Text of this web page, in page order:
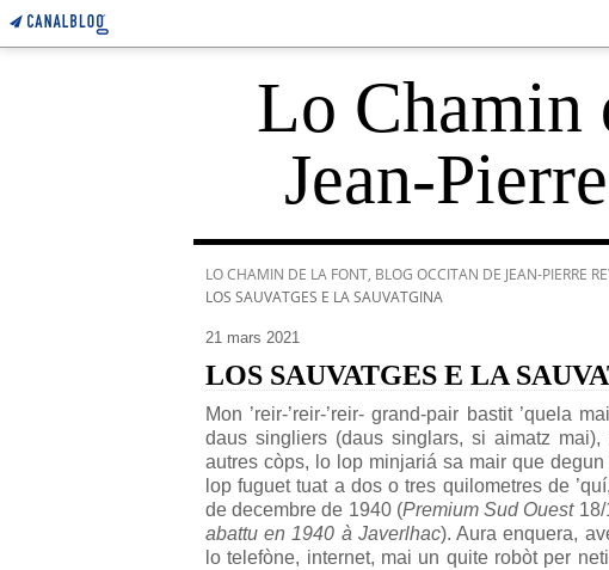
Lo Chamin
Jean-
LO CHAMIN DE LA FONT, BLOG OCCITAN DE JEAN-PIERRE
LOS SAUVATGES E LA SAUVATGINA
21 mars 2021
LOS SAUVATGES E LA
Mon ’reir-’reir-’reir- grand-pair bastit ’quela
daus singliers (daus singlars, si aimatz
autres còps, lo lop minjariá sa mair que
lop fuguet tuat a dos o tres quilometres de
de decembre de 1940 (Premium Sud Ouest18/
abattu en 1940 à Javerlhac). Aura enquera,
lo telefòne, internet, mai un quite robòt per